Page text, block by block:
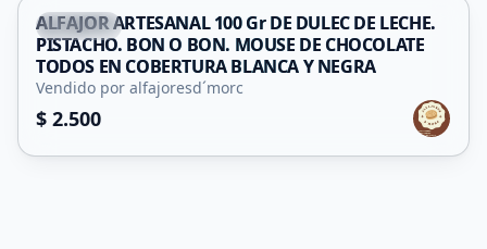
Capital
ALFAJOR ARTESANAL 100 Gr DE DULEC DE LECHE.
PISTACHO. BON O BON. MOUSE DE CHOCOLATE
TODOS EN COBERTURA BLANCA Y NEGRA
Vendido por alfajoresd´morc
$ 2.500